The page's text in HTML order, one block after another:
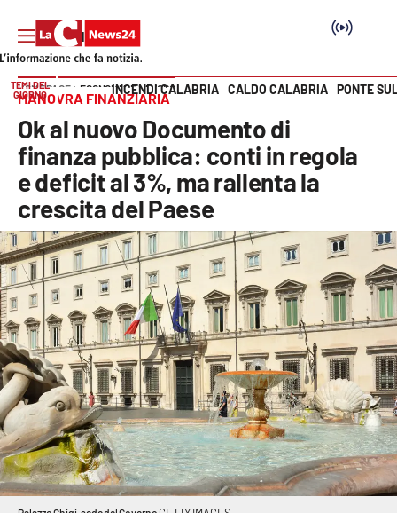
SEZIONI
Cronaca
Politica
Attualità
Economia e lavoro
Italia Mondo
Sanità
Sport
Cultura
Vai
TEMI DEL
GIORNO
INCENDI CALABRIA CALDO CALABRIA PONTE
HOME PAGE ECONOMIA E LAVORO
MANOVRA FINANZIARIA
Ok al nuovo Documento di
finanza pubblica: conti in regola
e deficit al 3%, ma rallenta la
crescita del Paese